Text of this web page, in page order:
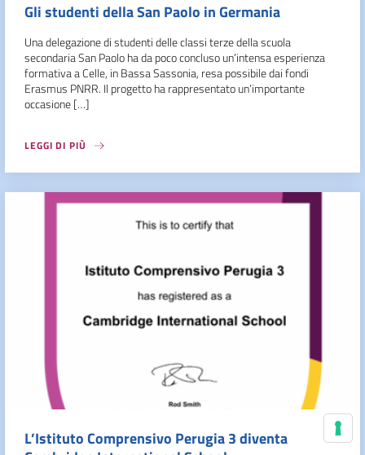
Gli studenti della San Paolo in Germania
Una delegazione di studenti delle classi terze della scuola
secondaria San Paolo ha da poco concluso un’intensa esperienza
formativa a Celle, in Bassa Sassonia, resa possibile dai fondi
Erasmus PNRR. Il progetto ha rappresentato un’importante
occasione […]
LEGGI DI PIÙ
L’Istituto Comprensivo Perugia 3 diventa
Le